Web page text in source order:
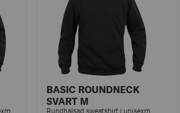
BASIC ROUNDNECK
SVART M